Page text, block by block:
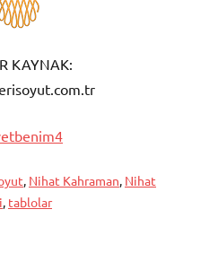
KAYNAK:
, Nihat Kahraman, Nihat
, tablolar